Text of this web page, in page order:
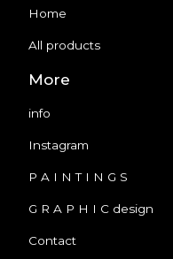
Home
All products
More
info
Instagram
P A I N T I N G S
G R A P H I C design
Contact